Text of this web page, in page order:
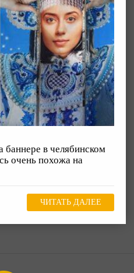
в челябинском
очень похожа на
ЧИТАТЬ ДАЛЕЕ